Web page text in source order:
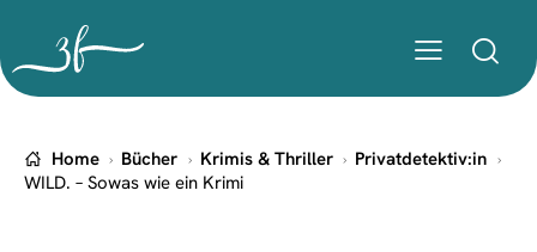
Home Bücher Krimis & Thriller
Privatdetektiv:in
WILD. – Sowas wie ein Krimi